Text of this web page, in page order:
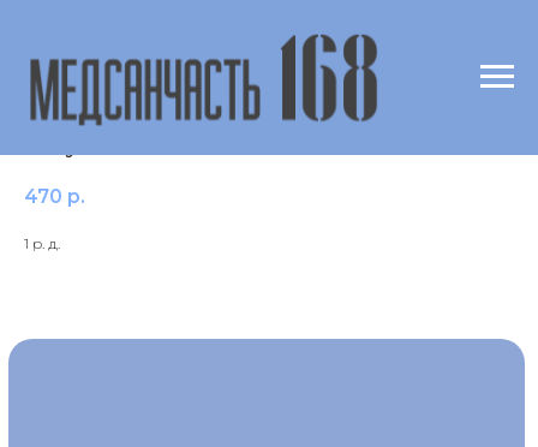
Общеклиническое исследование
470 р.
1 р. д.